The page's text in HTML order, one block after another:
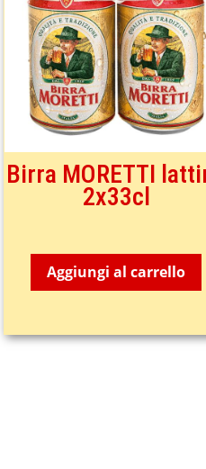
Birra MORETTI
2x33cl
Aggiungi al carrello